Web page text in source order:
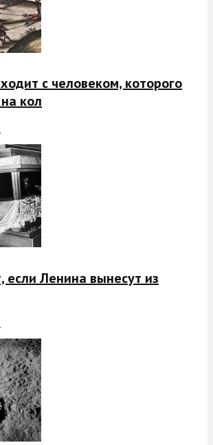
с человеком, которого
кол
если Ленина вынесут из